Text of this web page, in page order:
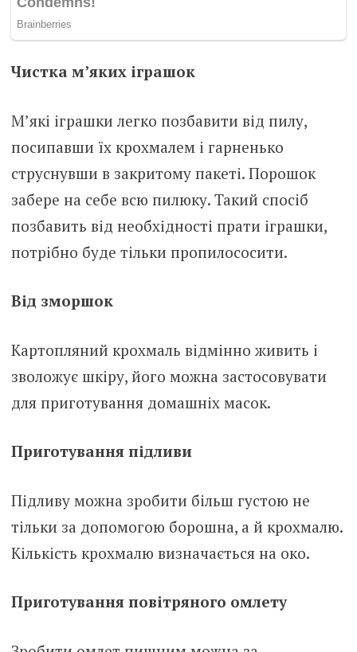
Чистка м’яких іграшок
М’які іграшки легко позбавити від пилу,
посипавши їх крохмалем і гарненько
струснувши в закритому пакеті. Порошок
забере на себе всю пилюку. Такий спосіб
позбавить від необхідності прати іграшки,
потрібно буде тільки пропилососити.
Від зморшок
Картопляний крохмаль відмінно живить і
зволожує шкіру, його можна застосовувати
для приготування домашніх масок.
Приготування підливи
Підливу можна зробити більш густою не
тільки за допомогою борошна, а й крохмалю.
Кількість крохмалю визначається на око.
Приготування повітряного омлету